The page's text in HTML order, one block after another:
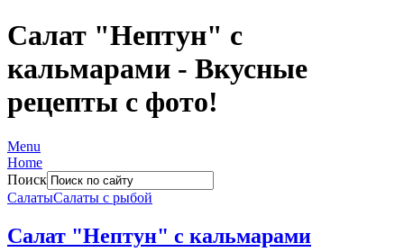
Салат "Нептун" с
кальмарами - Вкусные
рецепты с фото!
Menu
Home
Поиск
СалатыСалаты с рыбой
Салат "Нептун" с кальмарами